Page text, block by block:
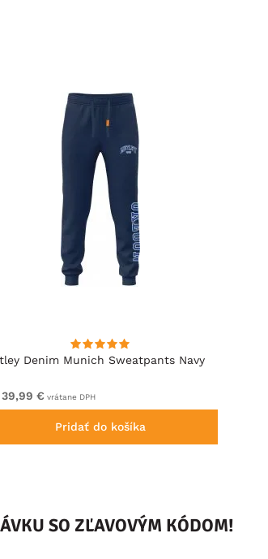
Denim Munich Sweatpants Navy
39,99 € vrátane DPH
Pridať do košíka
SO ZĽAVOVÝM KÓDOM!